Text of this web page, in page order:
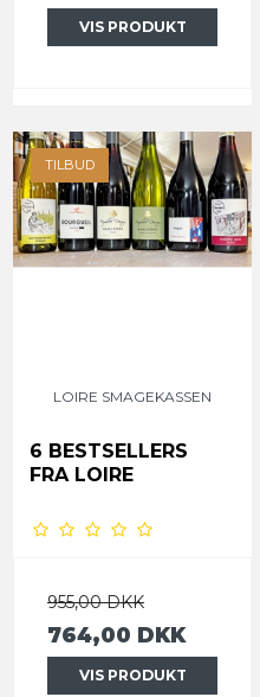
VIS PRODUKT
TILBUD
LOIRE SMAGEKASSEN
6 BESTSELLERS
FRA LOIRE
955,00 DKK
764,00 DKK
VIS PRODUKT